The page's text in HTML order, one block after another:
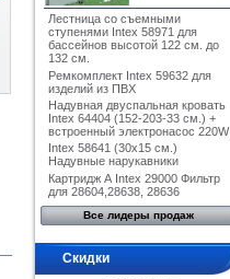
Лестница со съемными
ступенями Intex 58971 для
бассейнов высотой 122 см. до
132 см.
Ремкомплект Intex 59632 для
изделий из ПВХ
Надувная двуспальная кровать
Intex 64404 (152-203-33 см.) +
встроенный электронасос 220W
Intex 58641 (30x15 см.)
Надувные нарукавники
Картридж А Intex 29000 Фильтр
для 28604,28638, 28636
Все лидеры продаж
Скидки